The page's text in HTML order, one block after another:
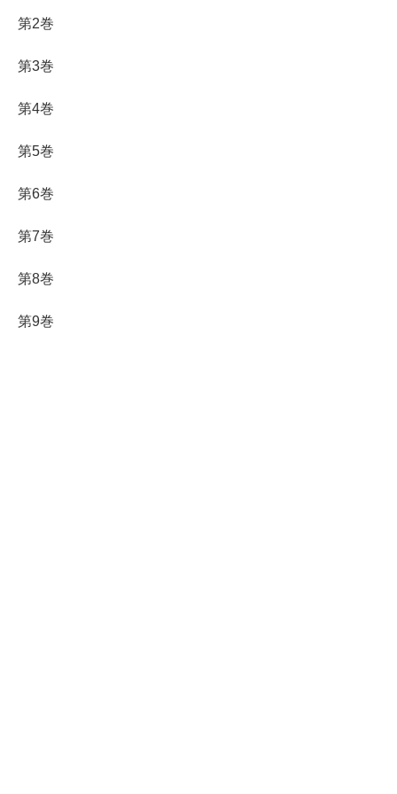
第2巻
第3巻
第4巻
第5巻
第6巻
第7巻
第8巻
第9巻